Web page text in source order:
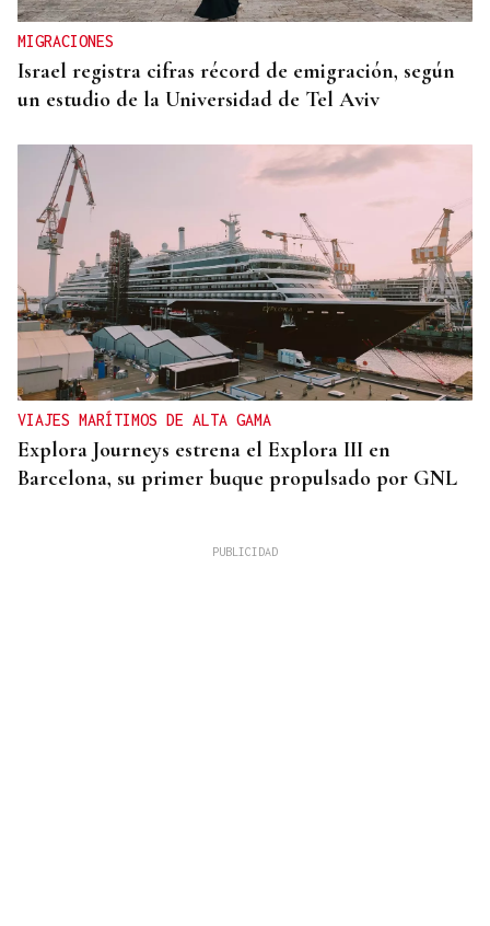
MIGRACIONES
Israel registra cifras récord de emigración, según
un estudio de la Universidad de Tel Aviv
VIAJES MARÍTIMOS DE ALTA GAMA
Explora Journeys estrena el Explora III en
Barcelona, su primer buque propulsado por GNL